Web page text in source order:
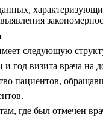
следующую
и год визита врача на
пациентов,
где был отмечен